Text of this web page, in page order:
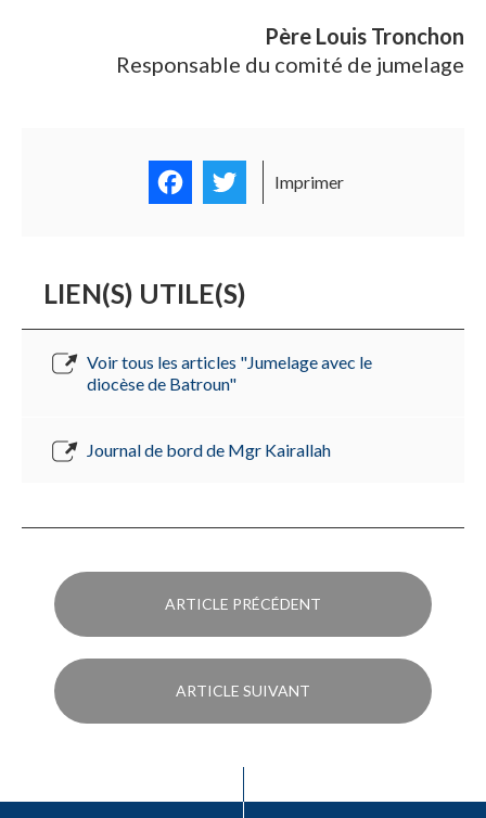
Père Louis Tronchon
Responsable du comité de jumelage
FacebookTwitter
Imprimer
LIEN(S) UTILE(S)
Voir tous les articles "Jumelage avec le
diocèse de Batroun"
Journal de bord de Mgr Kairallah
ARTICLE PRÉCÉDENT
ARTICLE SUIVANT